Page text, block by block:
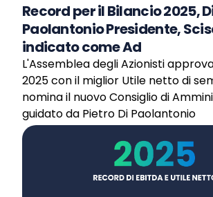
Record per il Bilancio 2025,
Paolantonio Presidente,
indicato come Ad
L'Assemblea degli Azionisti
2025 con il miglior Utile netto di
nomina il nuovo Consiglio di
guidato da Pietro Di Paolantonio